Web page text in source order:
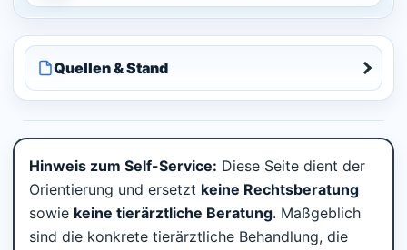
Quellen & Stand
Hinweis zum Self-Service: Diese Seite dient der
Orientierung und ersetzt keine Rechtsberatung
sowie keine tierärztliche Beratung. Maßgeblich
sind die konkrete tierärztliche Behandlung, die